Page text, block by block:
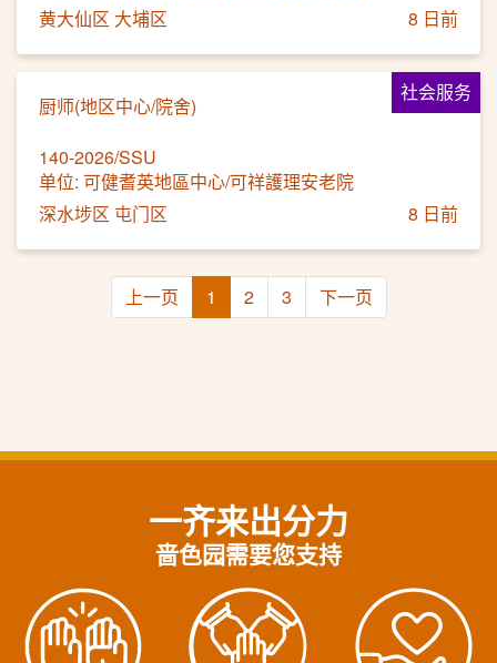
黄大仙区 大埔区
8 日前
社会服务
厨师(地区中心/院舍)
140-2026/SSU
单位: 可健耆英地區中心/可祥護理安老院
深水埗区 屯门区
8 日前
上一页 1 2 3 下一页
一齐来出分力
啬色园需要您支持